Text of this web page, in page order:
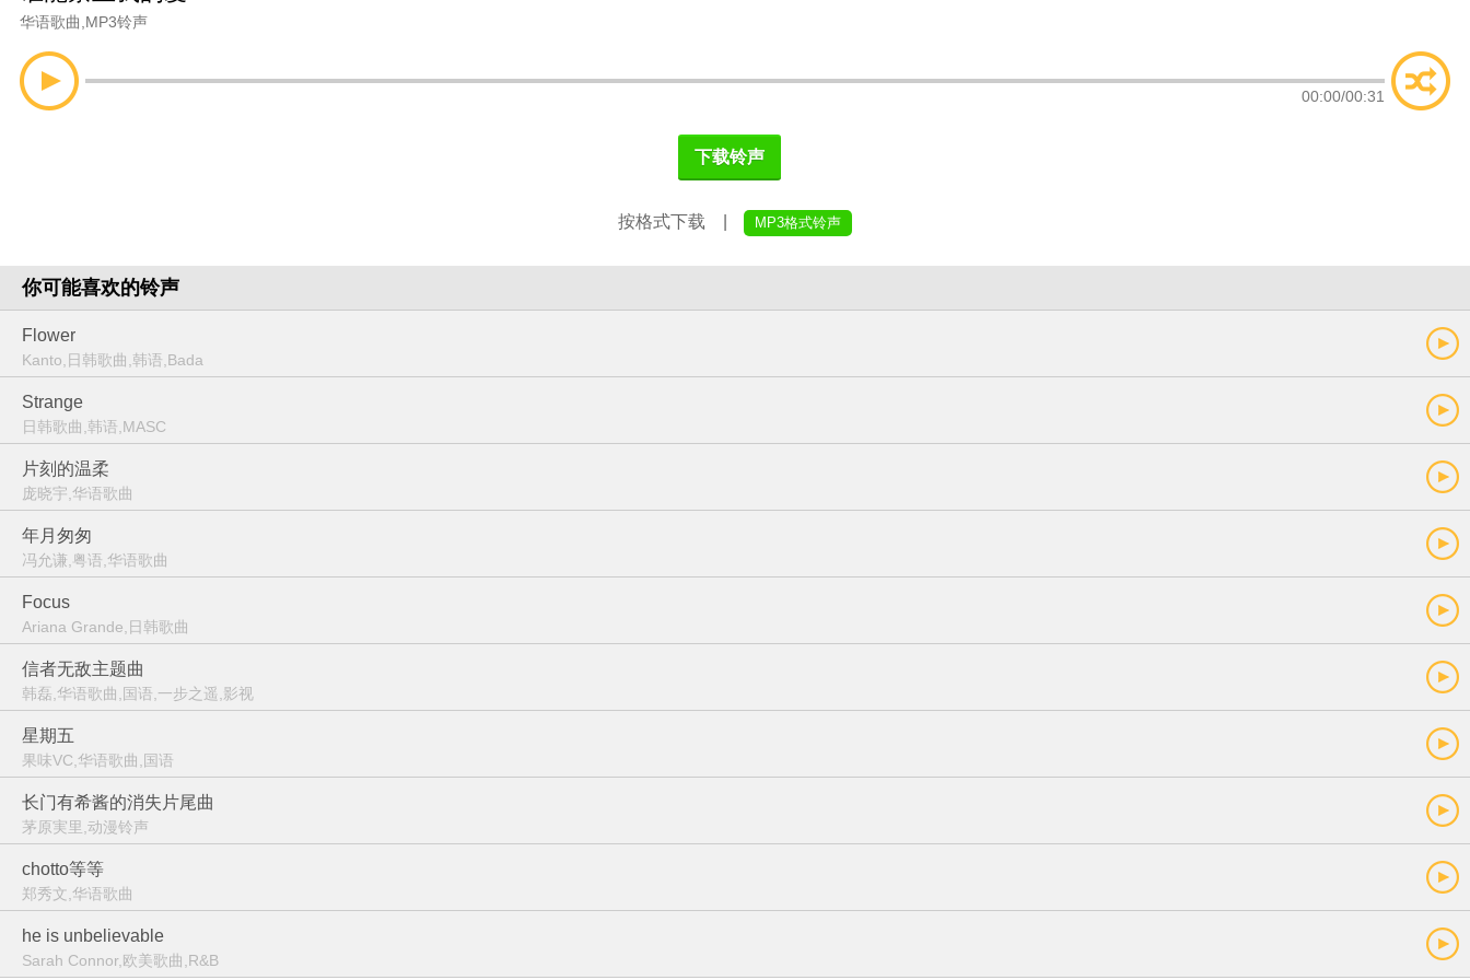
类 索
华语歌曲 MP3铃声
00:00/00:31
下载铃声
按格式下载 | MP3格式铃声
你可能喜欢的铃声
Flower
Kanto,日韩歌曲,韩语,Bada
Strange
日韩歌曲,韩语,MASC
片刻的温柔
庞晓宇,华语歌曲
年月匆匆
冯允谦,粤语,华语歌曲
Focus
Ariana Grande,日韩歌曲
信者无敌主题曲
韩磊,华语歌曲,国语,一步之遥,影视
星期五
果味VC,华语歌曲,国语
长门有希酱的消失片尾曲
茅原実里,动漫铃声
chotto等等
郑秀文,华语歌曲
he is unbelievable
Sarah Connor,欧美歌曲,R&B